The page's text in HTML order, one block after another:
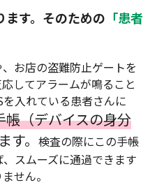
ます。そのための 「患者
お店の盗難防止ゲートを
してアラームが鳴ること
入れている患者さんに
帳（デバイスの身分
す。 検査の際にこの手帳
スムーズに通過できます
せん。